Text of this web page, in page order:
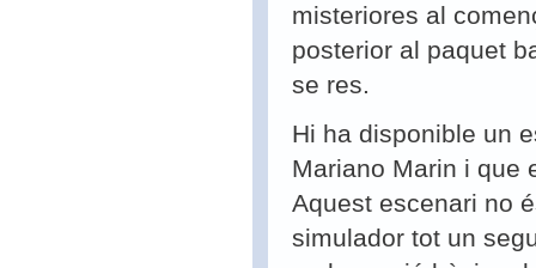
misteriores al
posterior al paquet
se res.
Hi ha disponible un
Mariano Marin i que
Aquest escenari no
simulador tot un